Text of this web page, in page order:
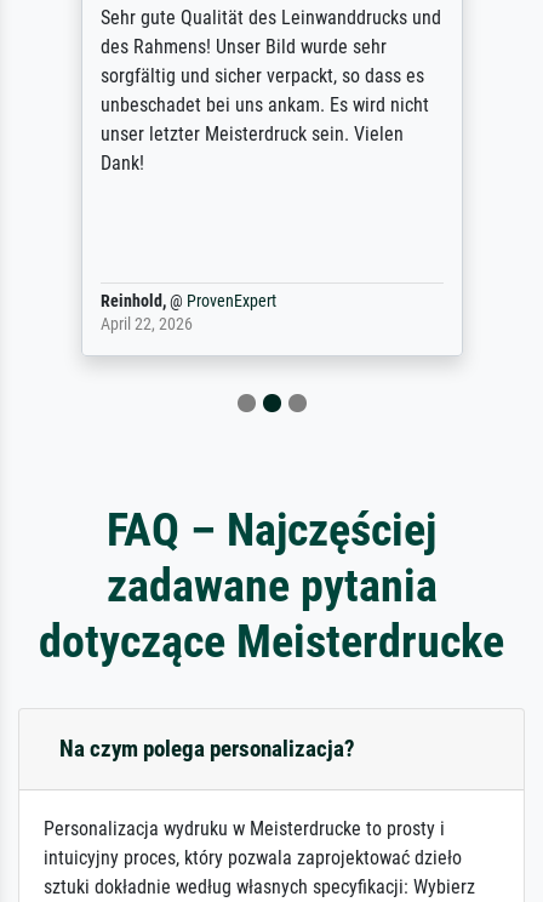
Sehr gute Qualität des Leinwanddrucks und
des Rahmens! Unser Bild wurde sehr
sorgfältig und sicher verpackt, so dass es
unbeschadet bei uns ankam. Es wird nicht
unser letzter Meisterdruck sein. Vielen
Dank!
Reinhold,@ ProvenExpert
April 22, 2026
FAQ – Najczęściej
zadawane pytania
dotyczące Meisterdrucke
Na czym polega personalizacja?
Personalizacja wydruku w Meisterdrucke to prosty i
intuicyjny proces, który pozwala zaprojektować dzieło
sztuki dokładnie według własnych specyfikacji: Wybierz